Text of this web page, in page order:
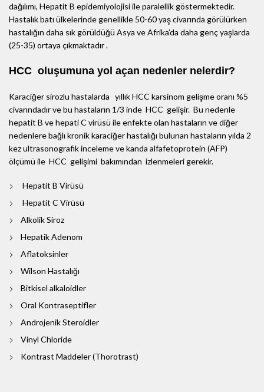
dağılımı, Hepatit B epidemiyolojisi ile paralellik göstermektedir.
Hastalık batı ülkelerinde genellikle 50-60 yaş civarında görülürken
hastalığın daha sık görüldüğü Asya ve Afrika’da daha genç yaşlarda
(25-35) ortaya çıkmaktadır .
HCC oluşumuna yol açan nedenler nelerdir?
Karaciğer sirozlu hastalarda yıllık HCC karsinom gelişme oranı %5
civarındadır ve bu hastaların 1/3 inde HCC gelişir. Bu nedenle
hepatit B ve hepati C virüsü ile enfekte olan hastaların ve diğer
nedenlere bağlı kronik karaciğer hastalığı bulunan hastaların yılda 2
kez ultrasonografik inceleme ve kanda alfafetoprotein (AFP)
ölçümü ile HCC gelişimi bakımından izlenmeleri gerekir.
Hepatit B Virüsü
Hepatit C Virüsü
Alkolik Siroz
Hepatik Adenom
Aflatoksinler
Wilson Hastalığı
Bitkisel alkaloidler
Oral Kontraseptifler
Androjenik Steroidler
Vinyl Chloride
Kontrast Maddeler (Thorotrast)